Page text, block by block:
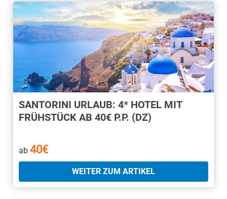
SANTORINI URLAUB: 4* HOTEL MIT
FRÜHSTÜCK AB 40€ P.P. (DZ)
ab 40€
WEITER ZUM ARTIKEL